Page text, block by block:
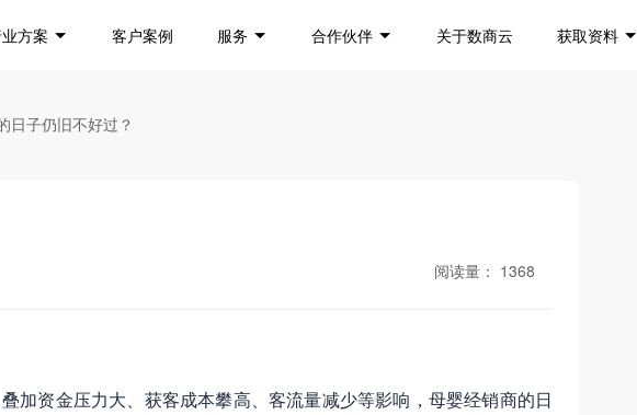
方案 客户案例 服务 合作伙伴 关于数商云 获取资料
日子仍旧不好过？
阅读量： 1368
加资金压力大、获客成本攀高、客流量减少等影响，母婴经销商的日